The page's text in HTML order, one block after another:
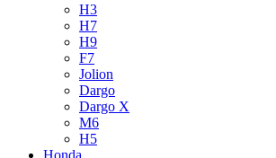
H3
H7
H9
F7
Jolion
Dargo
Dargo X
M6
H5
Honda